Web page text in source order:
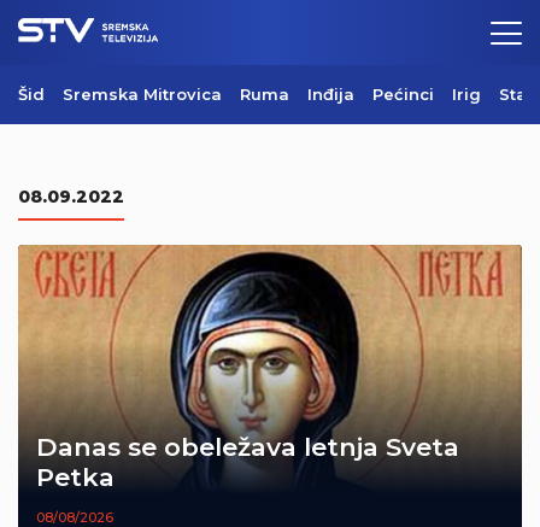
Šid Sremska Mitrovica Ruma Inđija Pećinci Irig
08.09.2022
Danas se obeležava letnja Sveta
Petka
08/08/2026